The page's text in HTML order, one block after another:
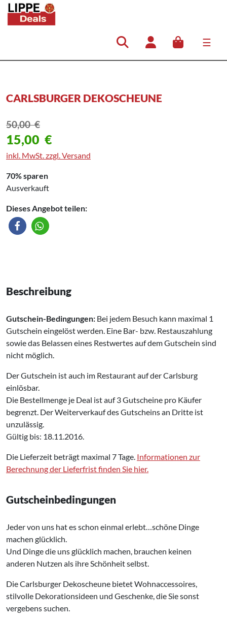
☰
Hauptnavigation
CARLSBURGER DEKOSCHEUNE
50,00€
15,00 €
inkl. MwSt. zzgl. Versand
70% sparen
Ausverkauft
Dieses Angebot teilen:
Beschreibung
Gutschein-Bedingungen: Bei jedem Besuch kann maximal 1
Gutschein eingelöst werden. Eine Bar- bzw. Restauszahlung
sowie das Belassen eines Restwertes auf dem Gutschein sind
nicht möglich.
Der Gutschein ist auch im Restaurant auf der Carlsburg
einlösbar.
Die Bestellmenge je Deal ist auf 3 Gutscheine pro Käufer
begrenzt. Der Weiterverkauf des Gutscheins an Dritte ist
unzulässig.
Gültig bis: 18.11.2016.
Die Lieferzeit beträgt maximal 7 Tage. Informationen zur
Berechnung der Lieferfrist finden Sie hier.
Gutscheinbedingungen
Jeder von uns hat es schon einmal erlebt…schöne Dinge
machen glücklich.
Und Dinge die uns glücklich machen, brauchen keinen
anderen Nutzen als ihre Schönheit selbst.
Die Carlsburger Dekoscheune bietet Wohnaccessoires,
stilvolle Dekorationsideen und Geschenke, die Sie sonst
vergebens suchen.